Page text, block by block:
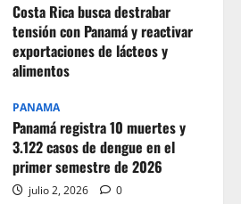
Costa Rica busca destrabar
tensión con Panamá y reactivar
exportaciones de lácteos y
alimentos
PANAMA
Panamá registra 10 muertes y
3.122 casos de dengue en el
primer semestre de 2026
julio 2, 2026 0